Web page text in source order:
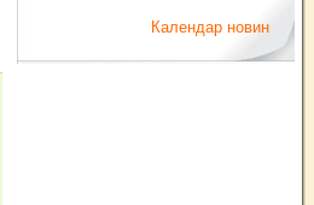
Календар новин